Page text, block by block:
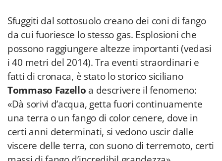
Sfuggiti dal sottosuolo creano dei coni di fango
da cui fuoriesce lo stesso gas. Esplosioni che
possono raggiungere altezze importanti (vedasi
i 40 metri del 2014). Tra eventi straordinari e
fatti di cronaca, è stato lo storico siciliano
Tommaso Fazello a descrivere il fenomeno:
«Dà sorivi d’acqua, getta fuori continuamente
una terra o un fango di color cenere, dove in
certi anni determinati, si vedono uscir dalle
viscere delle terra, con suono di terremoto, certi